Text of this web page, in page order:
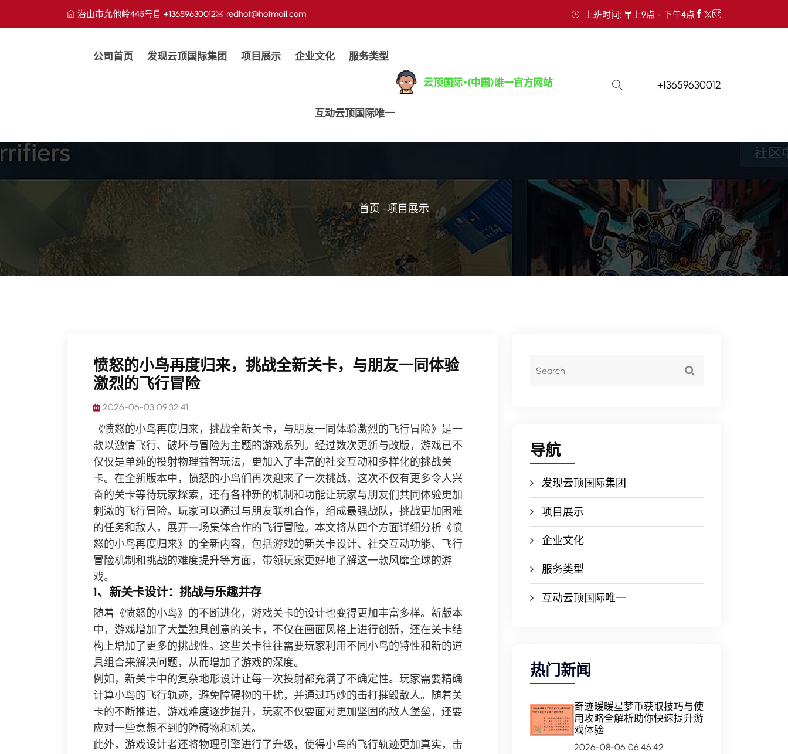
潜山市允他岭445号 +13659630012 redhot@hotmail.com 上班时间: 早上9点 - 下午4点
公司首页 发现云顶国际集团 项目展示 企业文化 服务类型
互动云顶国际唯一
+13659630012
首页 -项目展示
愤怒的小鸟再度归来，挑战全新关卡，与朋友一同体验
激烈的飞行冒险
2026-06-03 09:32:41
《愤怒的小鸟再度归来，挑战全新关卡，与朋友一同体验激烈的飞行冒险》是一
款以激情飞行、破坏与冒险为主题的游戏系列。经过数次更新与改版，游戏已不
仅仅是单纯的投射物理益智玩法，更加入了丰富的社交互动和多样化的挑战关
卡。在全新版本中，愤怒的小鸟们再次迎来了一次挑战，这次不仅有更多令人兴
奋的关卡等待玩家探索，还有各种新的机制和功能让玩家与朋友们共同体验更加
刺激的飞行冒险。玩家可以通过与朋友联机合作，组成最强战队，挑战更加困难
的任务和敌人，展开一场集体合作的飞行冒险。本文将从四个方面详细分析《愤
怒的小鸟再度归来》的全新内容，包括游戏的新关卡设计、社交互动功能、飞行
冒险机制和挑战的难度提升等方面，带领玩家更好地了解这一款风靡全球的游
戏。
1、新关卡设计：挑战与乐趣并存
随着《愤怒的小鸟》的不断进化，游戏关卡的设计也变得更加丰富多样。新版本
中，游戏增加了大量独具创意的关卡，不仅在画面风格上进行创新，还在关卡结
构上增加了更多的挑战性。这些关卡往往需要玩家利用不同小鸟的特性和新的道
具组合来解决问题，从而增加了游戏的深度。
例如，新关卡中的复杂地形设计让每一次投射都充满了不确定性。玩家需要精确
计算小鸟的飞行轨迹，避免障碍物的干扰，并通过巧妙的击打摧毁敌人。随着关
卡的不断推进，游戏难度逐步提升，玩家不仅要面对更加坚固的敌人堡垒，还要
应对一些意想不到的障碍物和机关。
此外，游戏设计者还将物理引擎进行了升级，使得小鸟的飞行轨迹更加真实，击
导航
发现云顶国际集团
项目展示
企业文化
服务类型
互动云顶国际唯一
热门新闻
奇迹暖暖星梦币获取技巧与使
用攻略全解析助你快速提升游
戏体验
2026-08-06 06:46:42